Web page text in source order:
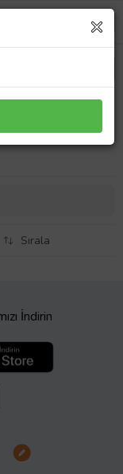
Kişiye Özel
Sırala
İndirin